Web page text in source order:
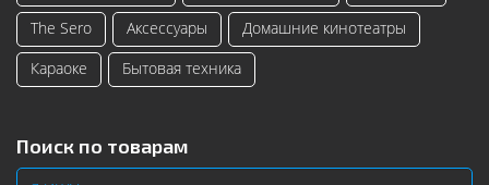
The Sero
Аксессуары
Домашние кинотеатры
Караоке
Бытовая техника
Поиск по товарам